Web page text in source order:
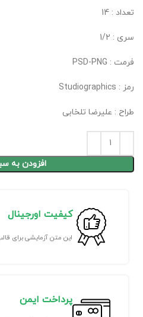
تعداد : 14
سری : 1/2
فرمت : PSD-PNG
رمز : Studiographics
طراح : علیرضا تلخابی
افزودن به
کیفیت اورجینال
این متن آزمایشی برای
پرداخت ایمن